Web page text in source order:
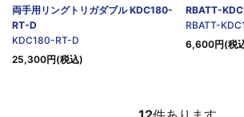
両手用リングトリガダブル KDC180-
RT-D
KDC180-RT-D
25,300円(税込)
RBATT-
RBATT-
6,600円(税